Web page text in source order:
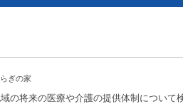
ぎの家
の将来の医療や介護の提供体制につい